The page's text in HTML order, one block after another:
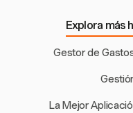
Explora más
Gestor de
La Mejor